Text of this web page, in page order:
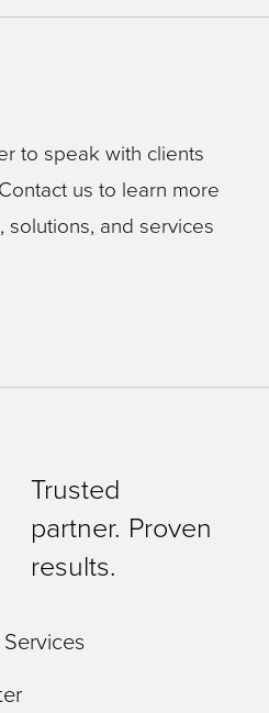
to speak with clients
us to learn more
and services
Trusted
partner. Proven
results.